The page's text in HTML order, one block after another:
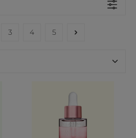
Seite
3 Seite
4 Seite
5